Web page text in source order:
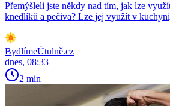
Přemýšleli jste někdy nad tím, jak lze
knedlíků a pečiva? Lze jej využít v
BydlímeÚtulně.cz
dnes, 08:33
2 min